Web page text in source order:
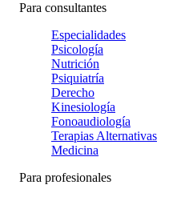
Para consultantes
Especialidades
Psicología
Nutrición
Psiquiatría
Derecho
Kinesiología
Fonoaudiología
Terapias Alternativas
Medicina
Para profesionales